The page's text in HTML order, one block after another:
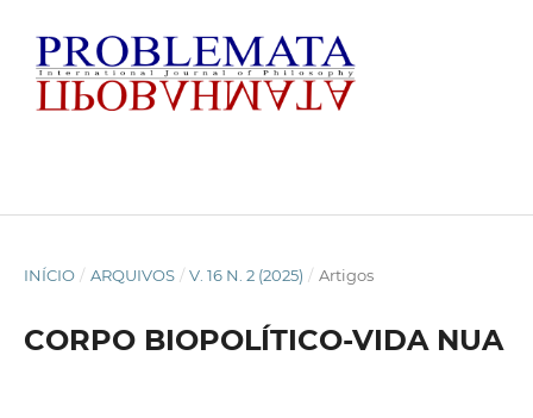
INÍCIO / ARQUIVOS / V. 16 N. 2 (2025) / Artigos
CORPO BIOPOLÍTICO-VIDA NUA